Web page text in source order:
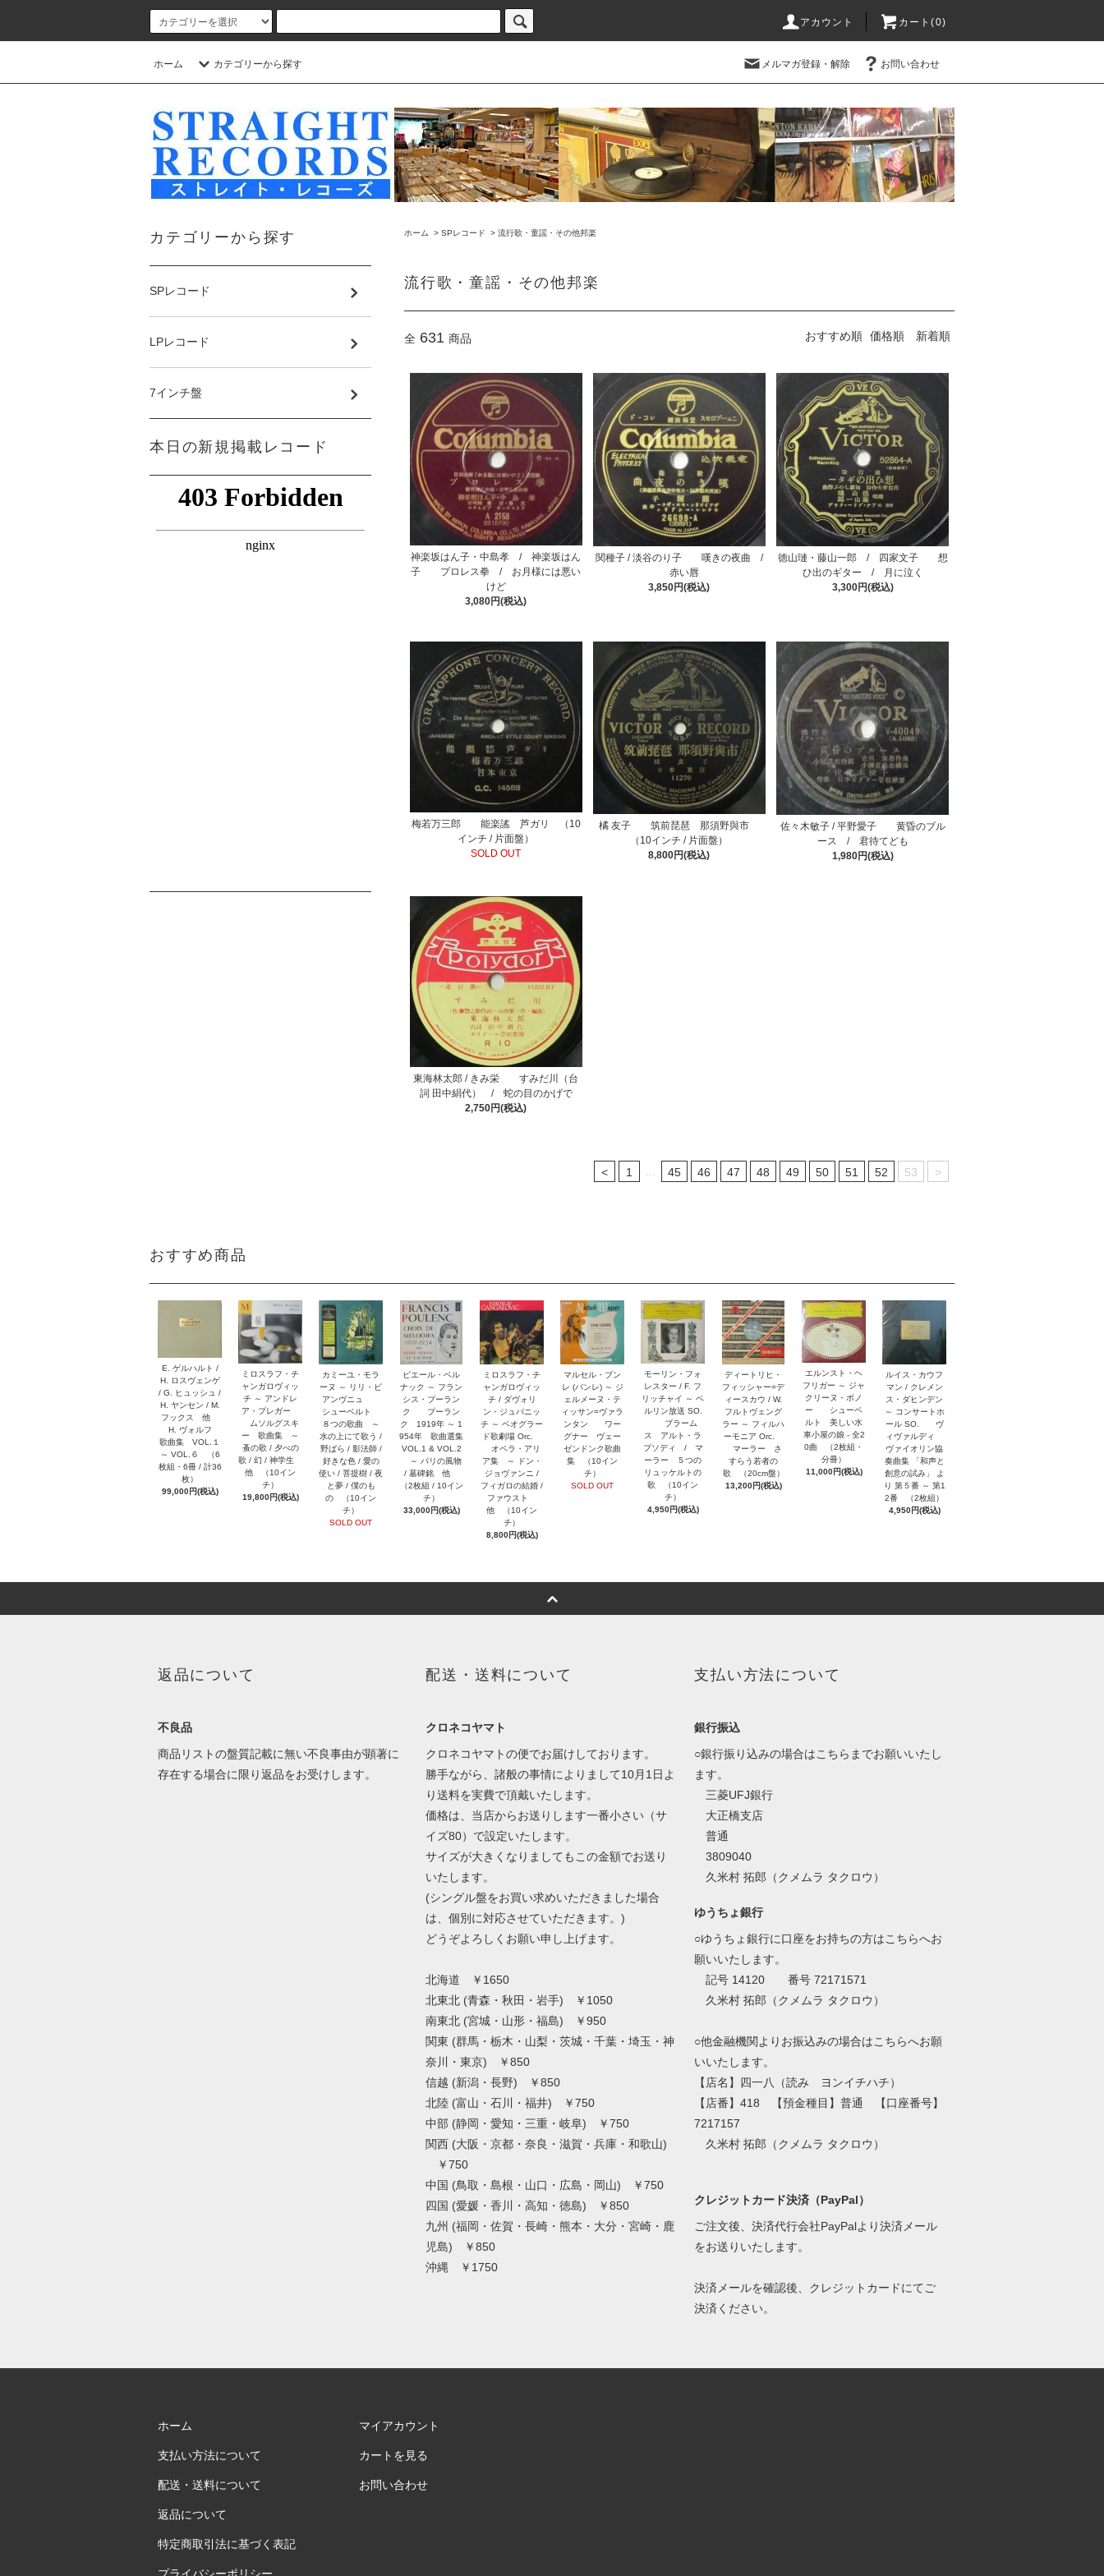
アカウント カート(0)
ホーム カテゴリーから探す メルマガ登録・解除 お問い合わせ
ホーム > SPレコード > 流行歌・童謡・その他邦楽
流行歌・童謡・その他邦楽
全 631 商品 おすすめ順 価格順 新着順
神楽坂はん子・中島孝 / 神楽坂はん
子 プロレス拳 / お月様には悪い
けど
3,080円(税込)
関種子 / 淡谷のり子 嘆きの夜曲 /
赤い唇
3,850円(税込)
徳山璉・藤山一郎 / 四家文子 想
ひ出のギター / 月に泣く
3,300円(税込)
梅若万三郎 能楽謠 芦ガリ （10
インチ / 片面盤）
SOLD OUT
橘 友子 筑前琵琶 那須野與市
（10インチ / 片面盤）
8,800円(税込)
佐々木敏子 / 平野愛子 黄昏のブル
ース / 君待てども
1,980円(税込)
東海林太郎 / きみ栄 すみだ川（台
詞 田中絹代） / 蛇の目のかげで
2,750円(税込)
< 1 45 46 47 48 49 50 51 52 53 >
カテゴリーから探す
SPレコード
LPレコード
7インチ盤
本日の新規掲載レコード
おすすめ商品
E. ゲルハルト /
H. ロスヴェンゲ
/ G. ヒュッシュ /
H. ヤンセン / M.
フックス 他
H. ヴォルフ
歌曲集 VOL.１
～ VOL.６ （6
枚組・6冊 / 計36
枚）
99,000円(税込)
ミロスラフ・チ
ャンガロヴィッ
チ ～ アンドレ
ア・プレガー
ムソルグスキ
ー 歌曲集 ～
蚤の歌 / 夕べの
歌 / 幻 / 神学生
他 （10イン
チ）
19,800円(税込)
カミーユ・モラ
ーヌ ～ リリ・ビ
アンヴニュ
シューベルト
８つの歌曲 ～
水の上にて歌う /
野ばら / 影法師 /
好きな色 / 愛の
使い / 菩提樹 / 夜
と夢 / 僕のも
の （10イン
チ）
SOLD OUT
ピエール・ベル
ナック ～ フラン
シス・プーラン
ク プーラン
ク 1919年 ～ 1
954年 歌曲選集
VOL.1 & VOL.2
～ パリの風物
/ 墓碑銘 他
（2枚組 / 10イン
チ）
33,000円(税込)
ミロスラフ・チ
ャンガロヴィッ
チ / ダヴォリ
ン・ジュパニッ
チ ～ ベオグラー
ド歌劇場 Orc.
オペラ・アリ
ア集 ～ ドン・
ジョヴァンニ /
フィガロの結婚 /
ファウスト
他 （10イン
チ）
8,800円(税込)
マルセル・ブン
レ (バンレ) ～ ジ
ェルメーヌ・テ
ィッサン=ヴァラ
ンタン ワー
グナー ヴェー
ゼンドンク歌曲
集 （10イン
チ）
SOLD OUT
モーリン・フォ
レスター / F. フ
リッチャイ ～ ベ
ルリン放送 SO.
ブラーム
ス アルト・ラ
プソディ / マ
ーラー ５つの
リュッケルトの
歌 （10イン
チ）
4,950円(税込)
ディートリヒ・
フィッシャー=デ
ィースカウ / W.
フルトヴェング
ラー ～ フィルハ
ーモニア Orc.
マーラー さ
すらう若者の
歌 （20cm盤）
13,200円(税込)
エルンスト・ヘ
フリガー ～ ジャ
クリーヌ・ボノ
ー シューベ
ルト 美しい水
車小屋の娘 - 全2
0曲 （2枚組・
分冊）
11,000円(税込)
ルイス・カウフ
マン / クレメン
ス・ダヒンデン
～ コンサートホ
ール SO. ヴ
ィヴァルディ
ヴァイオリン協
奏曲集 「和声と
創意の試み」 よ
り 第５番 ～ 第1
2番 （2枚組）
4,950円(税込)
返品について
不良品
商品リストの盤質記載に無い不良事由が顕著に
存在する場合に限り返品をお受けします。
配送・送料について
クロネコヤマト
クロネコヤマトの便でお届けしております。
勝手ながら、諸般の事情によりまして10月1日よ
り送料を実費で頂戴いたします。
価格は、当店からお送りします一番小さい（サ
イズ80）で設定いたします。
サイズが大きくなりましてもこの金額でお送り
いたします。
(シングル盤をお買い求めいただきました場合
は、個別に対応させていただきます。)
どうぞよろしくお願い申し上げます。
北海道 ￥1650
北東北 (青森・秋田・岩手) ￥1050
南東北 (宮城・山形・福島) ￥950
関東 (群馬・栃木・山梨・茨城・千葉・埼玉・神
奈川・東京) ￥850
信越 (新潟・長野) ￥850
北陸 (富山・石川・福井) ￥750
中部 (静岡・愛知・三重・岐阜) ￥750
関西 (大阪・京都・奈良・滋賀・兵庫・和歌山)
￥750
中国 (鳥取・島根・山口・広島・岡山) ￥750
四国 (愛媛・香川・高知・徳島) ￥850
九州 (福岡・佐賀・長崎・熊本・大分・宮崎・鹿
児島) ￥850
沖縄 ￥1750
支払い方法について
銀行振込
○銀行振り込みの場合はこちらまでお願いいたし
ます。
三菱UFJ銀行
大正橋支店
普通
3809040
久米村 拓郎（クメムラ タクロウ）
ゆうちょ銀行
○ゆうちょ銀行に口座をお持ちの方はこちらへお
願いいたします。
記号 14120 番号 72171571
久米村 拓郎（クメムラ タクロウ）
○他金融機関よりお振込みの場合はこちらへお願
いいたします。
【店名】四一八（読み ヨンイチハチ）
【店番】418 【預金種目】普通 【口座番号】
7217157
久米村 拓郎（クメムラ タクロウ）
クレジットカード決済（PayPal）
ご注文後、決済代行会社PayPalより決済メール
をお送りいたします。
決済メールを確認後、クレジットカードにてご
決済ください。
ホーム
支払い方法について
配送・送料について
返品について
特定商取引法に基づく表記
マイアカウント
カートを見る
お問い合わせ